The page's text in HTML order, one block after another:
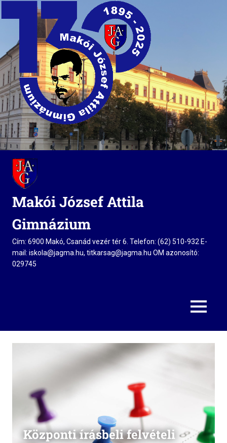
Skip
content
Makói József Attila
Gimnázium
Cím: 6900 Makó, Csanád vezér tér 6. Telefon: (62) 510-932 E-
mail: iskola@jagma.hu, titkarsag@jagma.hu OM azonosító:
029745
MENU
Központi írásbeli felvételi